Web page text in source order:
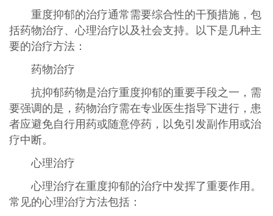
重度抑郁的治疗通常需要综合性的干预措施，包
括药物治疗、心理治疗以及社会支持。以下是几种主
要的治疗方法：
药物治疗
抗抑郁药物是治疗重度抑郁的重要手段之一，需
要强调的是，药物治疗需在专业医生指导下进行，患
者应避免自行用药或随意停药，以免引发副作用或治
疗中断。
心理治疗
心理治疗在重度抑郁的治疗中发挥了重要作用。
常见的心理治疗方法包括：